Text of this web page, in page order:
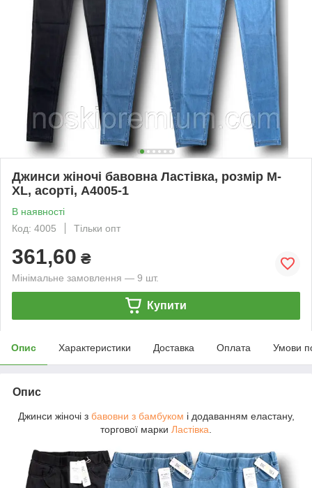
Джинси жіночі бавовна Ластівка, розмір М-
XL, асорті, А4005-1
В наявності
Код: 4005
Тільки опт
361,60 ₴
Мінімальне замовлення — 9 шт.
Купити
Опис Характеристики Доставка Оплата Умови
Опис
Джинси жіночі з бавовни з бамбуком і додаванням еластану,
торгової марки Ластівка